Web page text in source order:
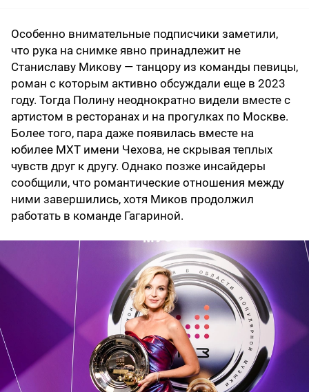
Особенно внимательные подписчики заметили,
что рука на снимке явно принадлежит не
Станиславу Микову — танцору из команды певицы,
роман с которым активно обсуждали еще в 2023
году. Тогда Полину неоднократно видели вместе с
артистом в ресторанах и на прогулках по Москве.
Более того, пара даже появилась вместе на
юбилее МХТ имени Чехова, не скрывая теплых
чувств друг к другу. Однако позже инсайдеры
сообщили, что романтические отношения между
ними завершились, хотя Миков продолжил
работать в команде Гагариной.